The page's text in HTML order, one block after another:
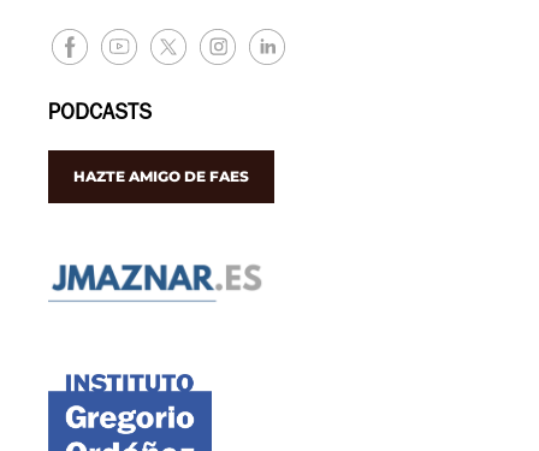
PODCASTS
HAZTE AMIGO DE FAES